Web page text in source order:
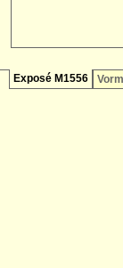
Exposé M1556